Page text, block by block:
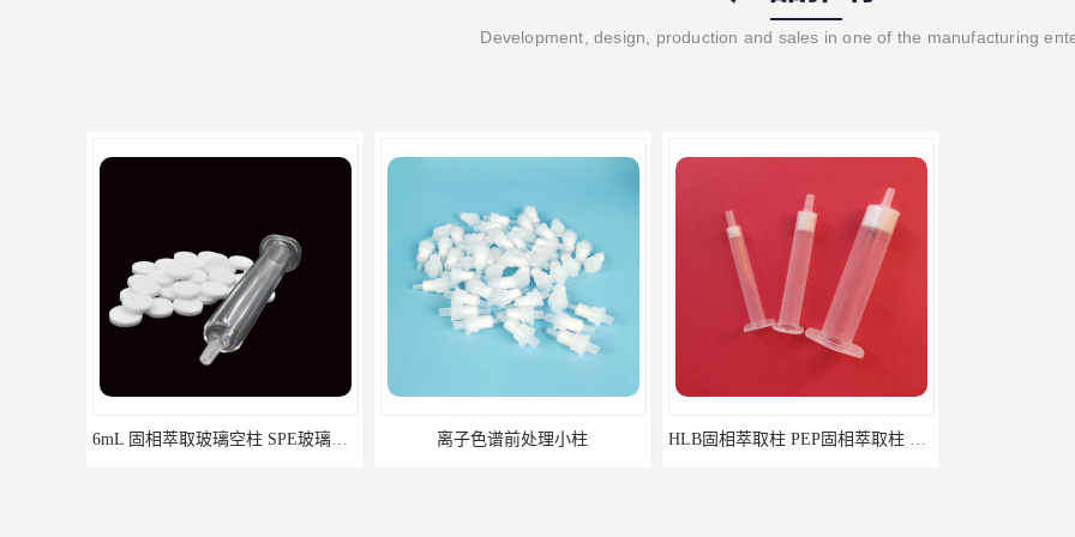
Development, design, production and sales in one of the manufacturing
6mL 固相萃取玻璃空柱 SPE玻璃空柱 离子色谱前处理小柱​ HLB固相萃取柱 PEP固相萃取柱 PLS固相萃取柱